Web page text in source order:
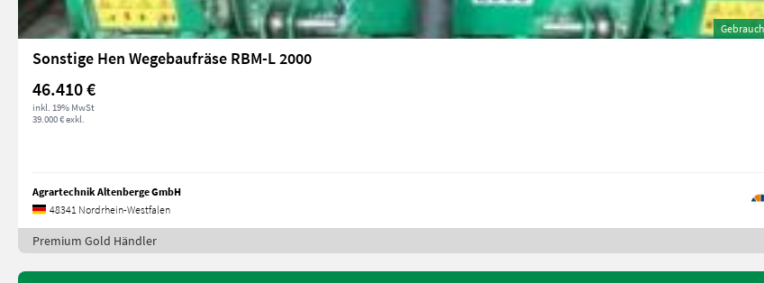
Sonstige Hen Wegebaufräse RBM-L 2000
46.410 €
inkl. 19% MwSt
39.000 € exkl.
Agrartechnik Altenberge GmbH
48341 Nordrhein-Westfalen
Premium Gold Händler